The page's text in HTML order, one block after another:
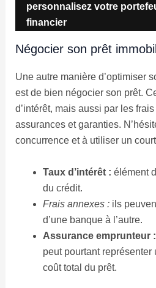
personnalisez votre
financier
Négocier son prêt
Une autre manière d’optimiser
est de bien négocier son prêt.
d’intérêt, mais aussi par les
assurances et garanties.
concurrence et à utiliser un
Taux d’intérêt : élément
du crédit.
Frais annexes :ils
d’une banque à l’autre.
Assurance emprunteur :
peut pourtant
coût total du prêt.